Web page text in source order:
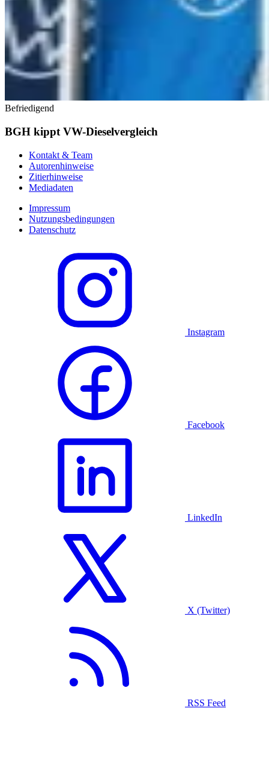
Befriedigend
BGH kippt VW-Dieselvergleich
Kontakt & Team
Autorenhinweise
Zitierhinweise
Mediadaten
Impressum
Nutzungsbedingungen
Datenschutz
Instagram
Facebook
LinkedIn
X (Twitter)
RSS Feed